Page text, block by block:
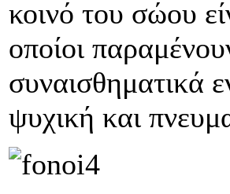
κοινό του σώου
οποίοι
συναισθηματικά
ψυχική και